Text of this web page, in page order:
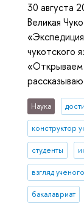
30 августа
Великая
чукотского
«Открываем
Наука
конструктор
студенты
взгляд ученого
бакалавриат